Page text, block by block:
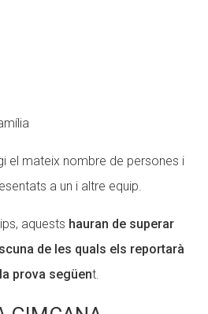
el mateix nombre de persones i
a un i altre equip.
aquests hauran de superar
de les quals els reportarà
prova següent.